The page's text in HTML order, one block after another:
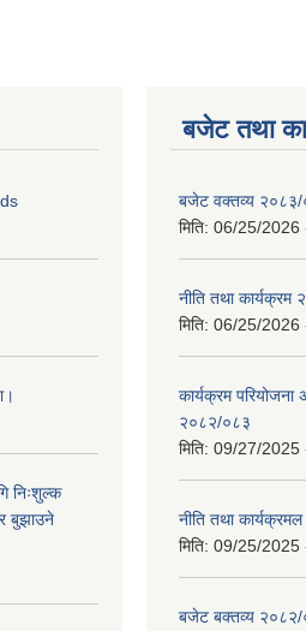
निःशुल्क
बुझाउने
बजेट तथा
बजेट वक्तव्य २०८३/
मिति: 06/25/2026
नीति तथा कार्यक्रम
मिति: 06/25/2026
कार्यक्रम
२०८२/०८३
मिति: 09/27/2025
नीति तथा
मिति: 09/25/2025
बजेट बक्तव्य २०८२/